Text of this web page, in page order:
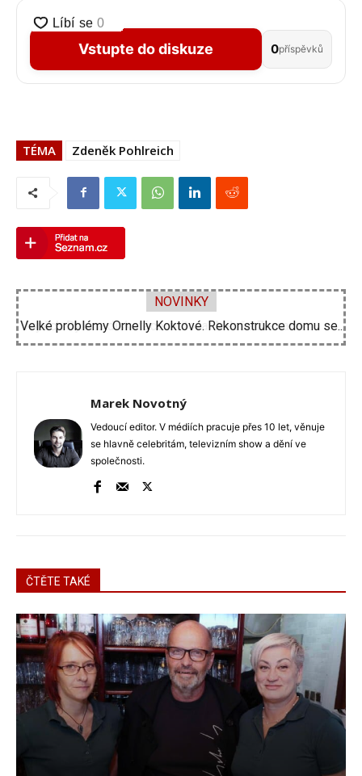
Vstupte do diskuze 0příspěvků
TÉMA Zdeněk Pohlreich
NOVINKY
Velké problémy Ornelly Koktové. Rekonstrukce domu se...
Marek Novotný
Vedoucí editor. V médiích pracuje přes 10 let, věnuje
se hlavně celebritám, televizním show a dění ve
společnosti.
ČTĚTE TAKÉ